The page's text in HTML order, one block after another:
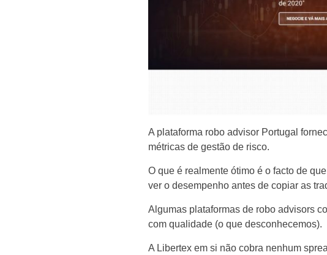
A plataforma robo advisor Portugal
métricas de gestão de risco.
O que é realmente ótimo é o facto de
ver o desempenho antes de copiar as
Algumas plataformas de robo advisors
com qualidade (o que desconhecemos).
A Libertex em si não cobra nenhum